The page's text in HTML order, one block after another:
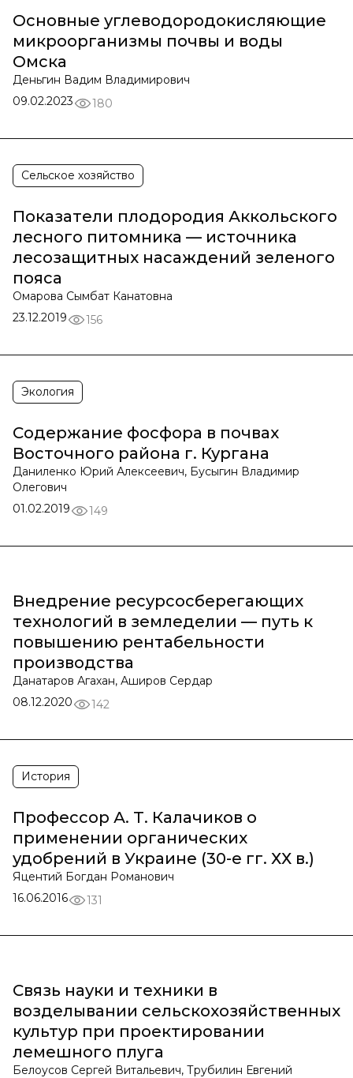
Основные углеводородокисляющие
микроорганизмы почвы и воды
Омска
Деньгин Вадим Владимирович
09.02.2023
180
Сельское хозяйство
Показатели плодородия Аккольского
лесного питомника — источника
лесозащитных насаждений зеленого
пояса
Омарова Сымбат Канатовна
23.12.2019
156
Экология
Содержание фосфора в почвах
Восточного района г. Кургана
Даниленко Юрий Алексеевич, Бусыгин Владимир
Олегович
01.02.2019
149
Внедрение ресурсосберегающих
технологий в земледелии — путь к
повышению рентабельности
производства
Данатаров Агахан, Аширов Сердар
08.12.2020
142
История
Профессор А. Т. Калачиков о
применении органических
удобрений в Украине (30-е гг. ХХ в.)
Яцентий Богдан Романович
16.06.2016
131
Связь науки и техники в
возделывании сельскохозяйственных
культур при проектировании
лемешного плуга
Белоусов Сергей Витальевич, Трубилин Евгений